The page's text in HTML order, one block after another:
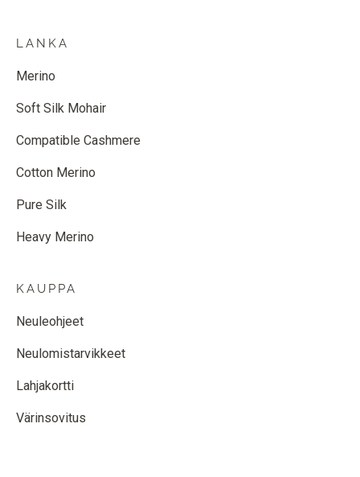
LANKA
Merino
Soft Silk Mohair
Compatible Cashmere
Cotton Merino
Pure Silk
Heavy Merino
KAUPPA
Neuleohjeet
Neulomistarvikkeet
Lahjakortti
Värinsovitus